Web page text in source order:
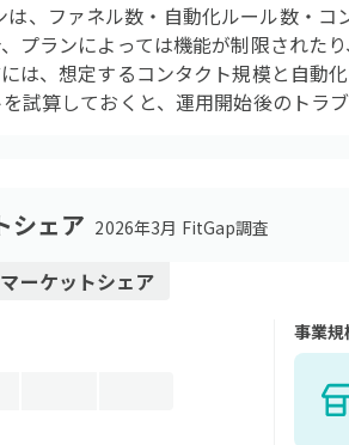
、ファネル数・自動化ルール数・
プランによっては機能が制限された
は、想定するコンタクト規模と自動
試算しておくと、運用開始後のトラ
シェア 2026年3月 FitGap調査
マーケットシェア
事業規